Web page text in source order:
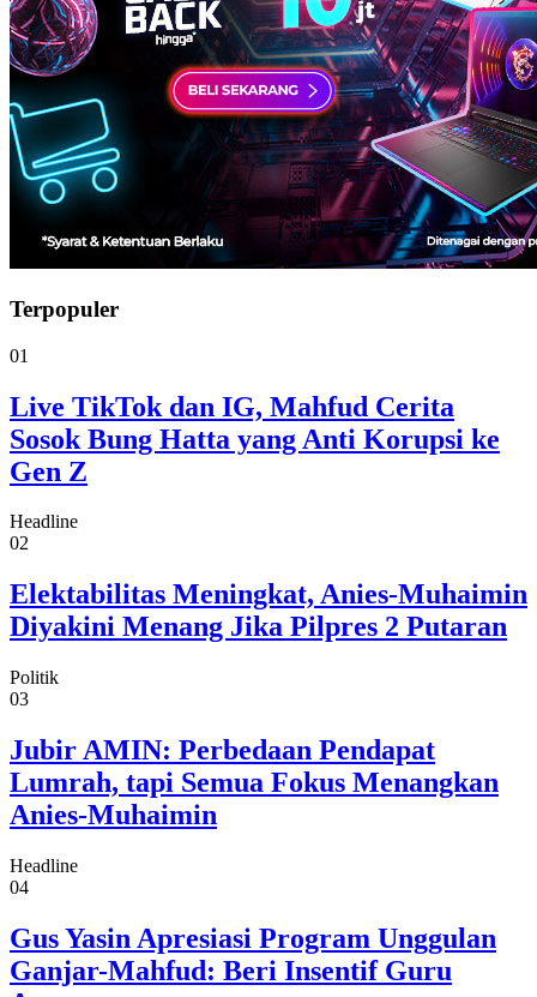
Terpopuler
01
Live TikTok dan IG, Mahfud Cerita
Sosok Bung Hatta yang Anti Korupsi ke
Gen Z
Headline
02
Elektabilitas Meningkat, Anies-Muhaimin
Diyakini Menang Jika Pilpres 2 Putaran
Politik
03
Jubir AMIN: Perbedaan Pendapat
Lumrah, tapi Semua Fokus Menangkan
Anies-Muhaimin
Headline
04
Gus Yasin Apresiasi Program Unggulan
Ganjar-Mahfud: Beri Insentif Guru